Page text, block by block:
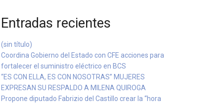
Entradas recientes
(sin título)
Coordina Gobierno del Estado con CFE acciones para
fortalecer el suministro eléctrico en BCS
“ES CON ELLA, ES CON NOSOTRAS” MUJERES
EXPRESAN SU RESPALDO A MILENA QUIROGA
Propone diputado Fabrizio del Castillo crear la “hora